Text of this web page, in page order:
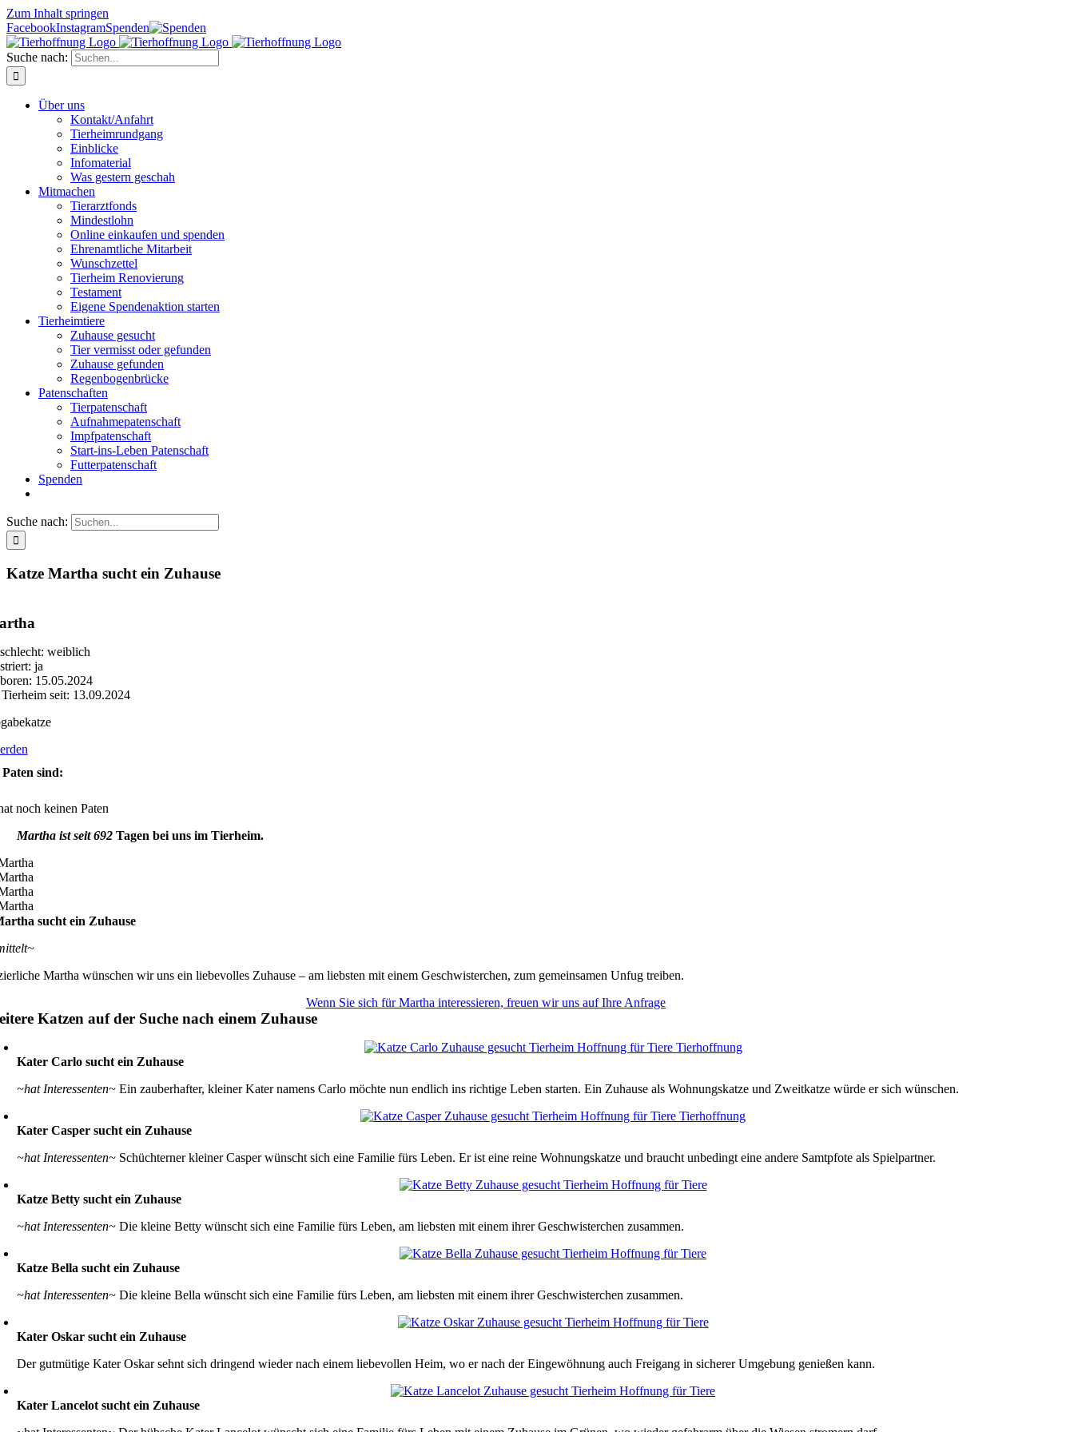
Zum Inhalt springen
FacebookInstagramSpenden
Suche nach:
Über uns
Kontakt/Anfahrt
Tierheimrundgang
Einblicke
Infomaterial
Was gestern geschah
Mitmachen
Tierarztfonds
Mindestlohn
Online einkaufen und spenden
Ehrenamtliche Mitarbeit
Wunschzettel
Tierheim Renovierung
Testament
Eigene Spendenaktion starten
Tierheimtiere
Zuhause gesucht
Tier vermisst oder gefunden
Zuhause gefunden
Regenbogenbrücke
Patenschaften
Tierpatenschaft
Aufnahmepatenschaft
Impfpatenschaft
Start-ins-Leben Patenschaft
Futterpatenschaft
Spenden
Suche nach:
Katze Martha sucht ein Zuhause
weiblich
ja
15.05.2024
seit: 13.09.2024
sind:
noch keinen Paten
Martha ist seit 692 Tagen bei uns im Tierheim.
sucht ein Zuhause
Martha wünschen wir uns ein liebevolles Zuhause – am liebsten mit einem Geschwisterchen, zum gemeinsamen Unfug treiben.
Wenn Sie sich für Martha interessieren, freuen wir uns auf Ihre Anfrage
Katzen auf der Suche nach einem Zuhause
Kater Carlo sucht ein Zuhause
~hat Interessenten~ Ein zauberhafter, kleiner Kater namens Carlo möchte nun endlich ins richtige Leben starten. Ein Zuhause als Wohnungskatze und Zweitkatze würde er sich wünschen.
Kater Casper sucht ein Zuhause
~hat Interessenten~ Schüchterner kleiner Casper wünscht sich eine Familie fürs Leben. Er ist eine reine Wohnungskatze und braucht unbedingt eine andere Samtpfote als Spielpartner.
Katze Betty sucht ein Zuhause
~hat Interessenten~ Die kleine Betty wünscht sich eine Familie fürs Leben, am liebsten mit einem ihrer Geschwisterchen zusammen.
Katze Bella sucht ein Zuhause
~hat Interessenten~ Die kleine Bella wünscht sich eine Familie fürs Leben, am liebsten mit einem ihrer Geschwisterchen zusammen.
Kater Oskar sucht ein Zuhause
Der gutmütige Kater Oskar sehnt sich dringend wieder nach einem liebevollen Heim, wo er nach der Eingewöhnung auch Freigang in sicherer Umgebung genießen kann.
Kater Lancelot sucht ein Zuhause